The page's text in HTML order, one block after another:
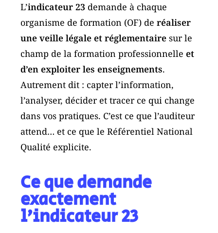
L’indicateur 23 demande à chaque
organisme de formation (OF) deréaliser
une veille légale et réglementaire sur le
champ de la formation professionnelle et
d’en exploiter les enseignements.
Autrement dit : capter l’information,
l’analyser, décider et tracer ce qui change
dans vos pratiques. C’est ce que l’auditeur
attend… et ce que le Référentiel National
Qualité explicite.
Ce que demande
exactement
l’indicateur 23